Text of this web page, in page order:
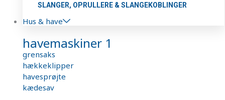
SLANGER, OPRULLERE & SLANGEKOBLINGER
Hus & have
havemaskiner 1
grensaks
hækkeklipper
havesprøjte
kædesav